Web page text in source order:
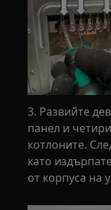
3. Развийте
панел и
котлоните.
като
от корпуса на